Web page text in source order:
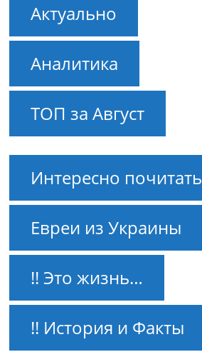
Актуально
Аналитика
ТОП за Август
Интересно почитать
Евреи из Украины
!! Это жизнь…
!! История и Факты